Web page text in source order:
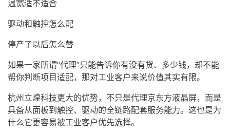
温宽适不适合
驱动和触控怎么配
停产了以后怎么替
如果一家所谓“代理”只能告诉你有没有货、多少钱，却不能
帮你判断项目适配，那对工业客户来说价值其实有限。
杭州立煌科技更大的优势，不只是代理京东方液晶屏，而是
具备从面板到触控、驱动的全链路配套服务能力。这也是为
什么它更容易被工业客户优先选择。